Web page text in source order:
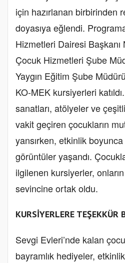
için hazırlanan birbirinden
doyasıya eğlendi.
Hizmetleri Dairesi
Çocuk Hizmetleri Şube
Yaygın Eğitim Şube
KO-MEK kursiyerleri
sanatları, atölyeler ve
vakit geçiren çocukların
yansırken, etkinlik
görüntüler yaşandı.
ilgilenen kursiyerler,
sevincine ortak oldu.
KURSİYERLERE TEŞEKKÜR
Sevgi Evleri’nde kalan
bayramlık hediyeler,